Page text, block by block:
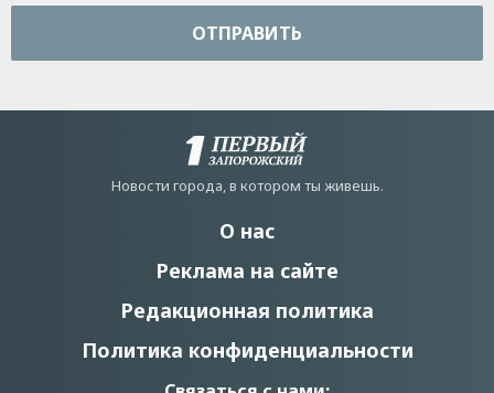
ОТПРАВИТЬ
Новости города, в котором ты живешь.
О нас
Реклама на сайте
Редакционная политика
Политика конфиденциальности